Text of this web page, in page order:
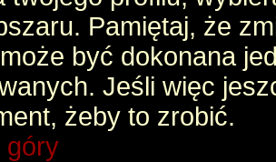
Pamiętaj, że
być dokonana
Jeśli więc
żeby to zrobić.
góry